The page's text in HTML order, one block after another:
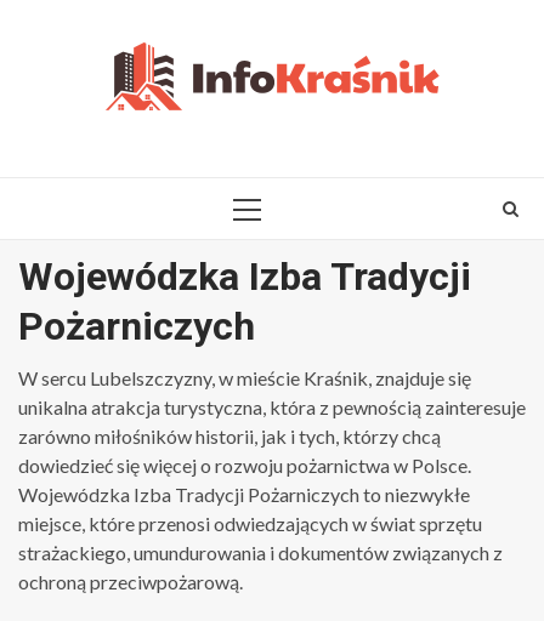
PRIMARY
Wojewódzka Izba Tradycji
Pożarniczych
W sercu Lubelszczyzny, w mieście Kraśnik, znajduje się
unikalna atrakcja turystyczna, która z pewnością zainteresuje
zarówno miłośników historii, jak i tych, którzy chcą
dowiedzieć się więcej o rozwoju pożarnictwa w Polsce.
Wojewódzka Izba Tradycji Pożarniczych to niezwykłe
miejsce, które przenosi odwiedzających w świat sprzętu
strażackiego, umundurowania i dokumentów związanych z
ochroną przeciwpożarową.